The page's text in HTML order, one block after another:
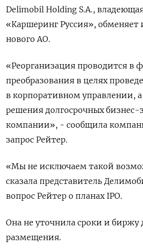
Delimobil Holding S.A.,
«Каршеринг Руссия», обменяет
нового АО.
«Реорганизация проводится в
преобразования в целях
в корпоративном управлении,
решения долгосрочных бизнес-
компании», - сообщила
запрос Рейтер.
«Мы не исключаем такой
сказала представитель
вопрос Рейтер о планах IPO.
Она не уточнила сроки и биржу
размещения.